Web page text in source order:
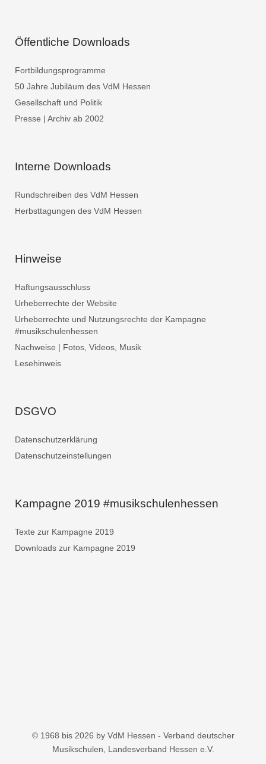
Öffentliche Downloads
Fortbildungsprogramme
50 Jahre Jubiläum des VdM Hessen
Gesellschaft und Politik
Presse | Archiv ab 2002
Interne Downloads
Rundschreiben des VdM Hessen
Herbsttagungen des VdM Hessen
Hinweise
Haftungsausschluss
Urheberrechte der Website
Urheberrechte und Nutzungsrechte der Kampagne
#musikschulenhessen
Nachweise | Fotos, Videos, Musik
Lesehinweis
DSGVO
Datenschutzerklärung
Datenschutzeinstellungen
Kampagne 2019 #musikschulenhessen
Texte zur Kampagne 2019
Downloads zur Kampagne 2019
© 1968 bis 2026 by VdM Hessen - Verband deutscher
Musikschulen, Landesverband Hessen e.V.